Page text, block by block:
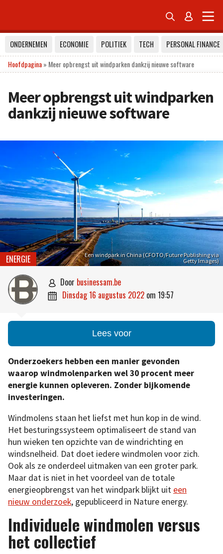
 
ONDERNEMEN ECONOMIE POLITIEK TECH
PERSONAL FINANCE
Hoofdpagina» Meer opbrengst uit windparken dankzij nieuwe software
Meer opbrengst uit windparken
dankzij nieuwe software
Een windpark in China (CFOTO/Future Publishing via
Getty Images)
ENERGIE
 door businessam.be
 dinsdag 16 augustus 2022 om 19:57
Lees voor
Onderzoekers hebben een manier gevonden
waarop windmolenparken wel 30 procent meer
energie kunnen opleveren. Zonder bijkomende
investeringen.
Windmolens staan het liefst met hun kop in de wind.
Het besturingssysteem optimaliseert de stand van
hun wieken ten opzichte van de windrichting en
windsnelheid. Dat doet iedere windmolen voor zich.
Ook als ze onderdeel uitmaken van een groter park.
Maar dat is niet in het voordeel van de totale
energieopbrengst van het windpark blijkt uit een
nieuw onderzoek, gepubliceerd in Nature energy.
Individuele windmolen versus
het collectief